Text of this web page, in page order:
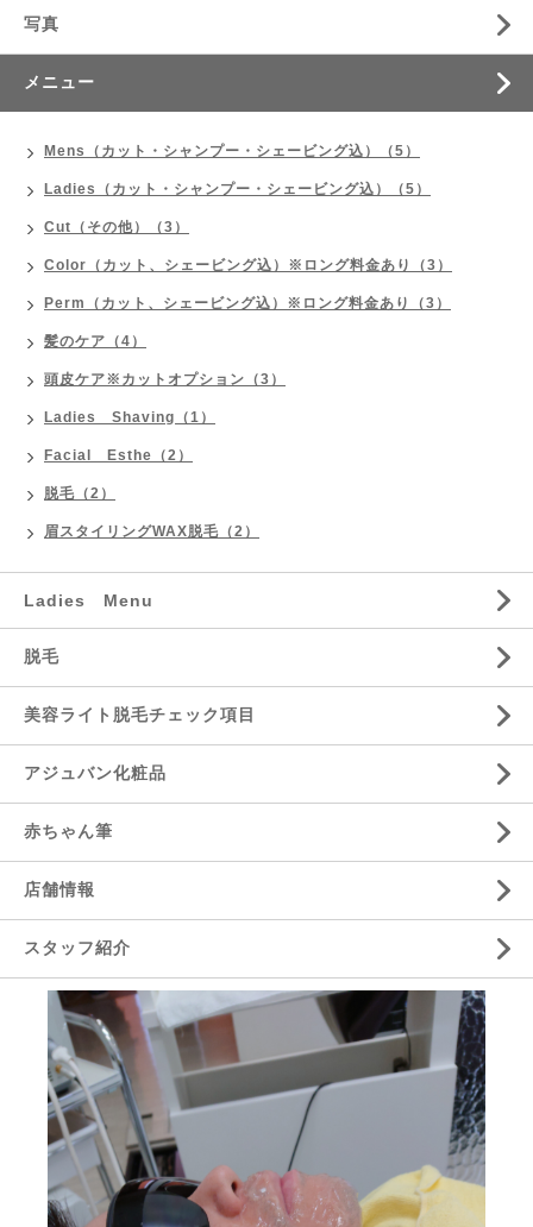
写真
メニュー
Mens（カット・シャンプー・シェービング込）（5）
Ladies（カット・シャンプー・シェービング込）（5）
Cut（その他）（3）
Color（カット、シェービング込）※ロング料金あり（3）
Perm（カット、シェービング込）※ロング料金あり（3）
髪のケア（4）
頭皮ケア※カットオプション（3）
Ladies Shaving（1）
Facial Esthe（2）
脱毛（2）
眉スタイリングWAX脱毛（2）
Ladies Menu
脱毛
美容ライト脱毛チェック項目
アジュバン化粧品
赤ちゃん筆
店舗情報
スタッフ紹介